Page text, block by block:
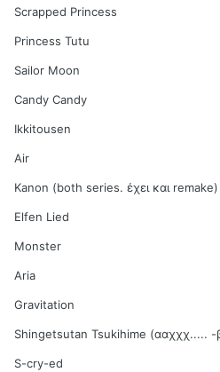
Scrapped Princess
Princess Tutu
Sailor Moon
Candy Candy
Ikkitousen
Air
Kanon (both series. έχει και remake)
Elfen Lied
Monster
Aria
Gravitation
Shingetsutan Tsukihime (ααχχχ..... -
S-cry-ed